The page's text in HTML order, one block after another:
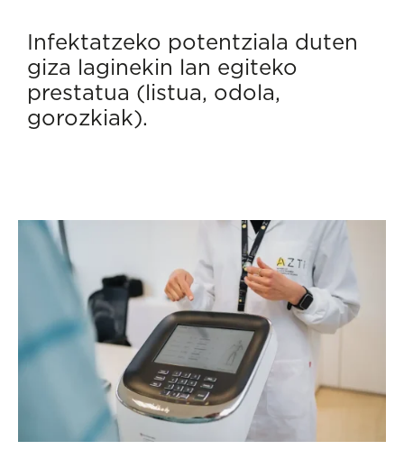
Infektatzeko potentziala duten
giza laginekin lan egiteko
prestatua (listua, odola,
gorozkiak).